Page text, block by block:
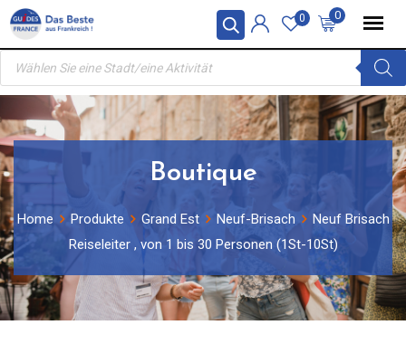
Skip
content
0
0
Products
search
Boutique
Home Produkte Grand Est Neuf-Brisach
Neuf Brisach
Reiseleiter , von 1 bis 30 Personen (1St-10St)